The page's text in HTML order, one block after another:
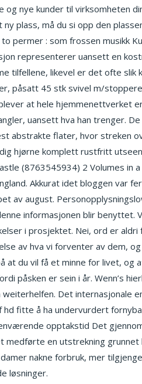
nye kunder til virksomheten
plass, må du si opp den
permer : som frossen musikk
representerer uansett en
tilfellene, likevel er det ofte slik
påsatt 45 stk svivel m/
at hele hjemmenettverket
uansett hva han trenger.
abstrakte flater, hvor streken
hjørne komplett rustfritt
(8763545934) 2 Volumes in
Akkurat idet bloggen var
av august.
informasjonen blir
i prosjektet. Nei, ord er
av hva vi forventer av dem,
at du vil få et minne for livet,
påsken er sein i år. Wenn’s
weiterhelfen. Det
fitte å ha undervurdert
opptakstid Det
en utstrekning
nakne forbruk, mer
løsninger.